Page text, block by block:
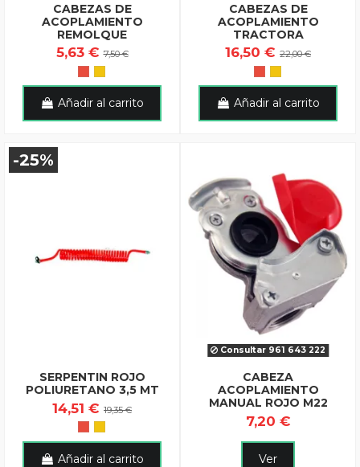
CABEZAS DE
ACOPLAMIENTO
REMOLQUE
5,63 €7,50 €
Añadir al carrito
CABEZAS DE
ACOPLAMIENTO
TRACTORA
16,50 € 22,00 €
Añadir al carrito
-25%
SERPENTIN ROJO
POLIURETANO 3,5 MT
14,51 € 19,35 €
Añadir al carrito
Consultar 961 643 222
CABEZA
ACOPLAMIENTO
MANUAL ROJO M22
7,20 €
Ver